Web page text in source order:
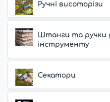
Ручні висоторізи
Штанги та ручки
інструменту
Секатори